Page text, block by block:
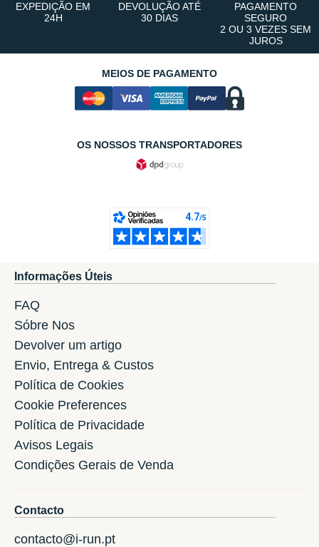
EXPEDIÇÃO EM
24H
DEVOLUÇÃO ATÉ
30 DIAS
PAGAMENTO
SEGURO
2 OU 3 VEZES SEM
JUROS
MEIOS DE PAGAMENTO
OS NOSSOS TRANSPORTADORES
Informações Úteis
FAQ
Sóbre Nos
Devolver um artigo
Envio, Entrega & Custos
Política de Cookies
Cookie Preferences
Política de Privacidade
Avisos Legais
Condições Gerais de Venda
Contacto
contacto@i-run.pt